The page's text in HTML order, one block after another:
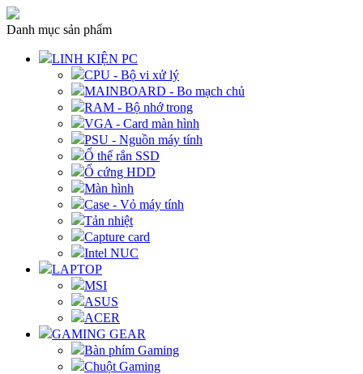
Danh mục sản phẩm
LINH KIỆN PC
CPU - Bộ vi xử lý
MAINBOARD - Bo mạch chủ
RAM - Bộ nhớ trong
VGA - Card màn hình
PSU - Nguồn máy tính
Ổ thể rắn SSD
Ổ cứng HDD
Màn hình
Case - Vỏ máy tính
Tản nhiệt
Capture card
Intel NUC
LAPTOP
MSI
ASUS
ACER
GAMING GEAR
Bàn phím Gaming
Chuột Gaming